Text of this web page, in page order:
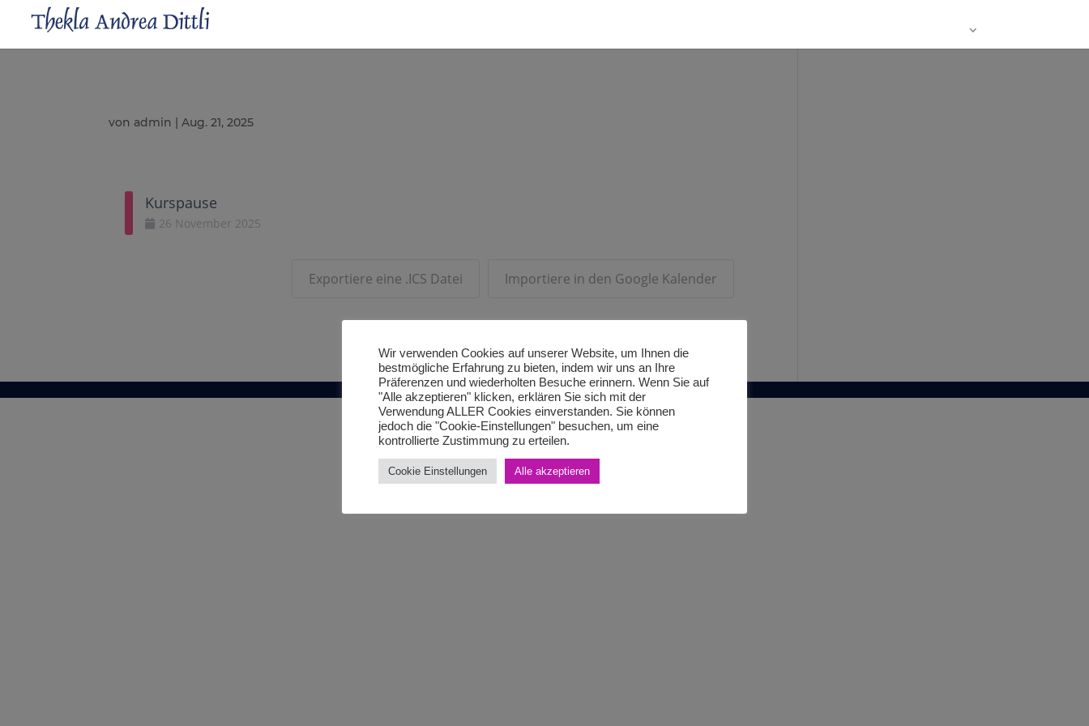
von admin |Aug. 21, 2025
Kurspause
26 November 2025
Exportiere eine .ICS Datei Importiere in den Google Kalender
Wir verwenden Cookies auf unserer Website, um Ihnen die
bestmögliche Erfahrung zu bieten, indem wir uns an Ihre
Präferenzen und wiederholten Besuche erinnern. Wenn Sie auf
"Alle akzeptieren" klicken, erklären Sie sich mit der
Verwendung ALLER Cookies einverstanden. Sie können
jedoch die "Cookie-Einstellungen" besuchen, um eine
kontrollierte Zustimmung zu erteilen.
Cookie Einstellungen Alle akzeptieren